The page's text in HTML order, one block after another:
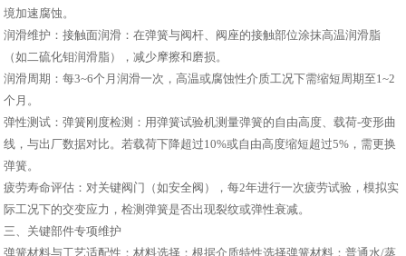
境加速腐蚀。
润滑维护：接触面润滑：在弹簧与阀杆、阀座的接触部位涂抹高温润滑脂
（如二硫化钼润滑脂），减少摩擦和磨损。
润滑周期：每3~6个月润滑一次，高温或腐蚀性介质工况下需缩短周期至1~2
个月。
弹性测试：弹簧刚度检测：用弹簧试验机测量弹簧的自由高度、载荷-变形曲
线，与出厂数据对比。若载荷下降超过10%或自由高度缩短超过5%，需更换
弹簧。
疲劳寿命评估：对关键阀门（如安全阀），每2年进行一次疲劳试验，模拟实
际工况下的交变应力，检测弹簧是否出现裂纹或弹性衰减。
三、关键部件专项维护
弹簧材料与工艺适配性：材料选择：根据介质特性选择弹簧材料：普通水/蒸